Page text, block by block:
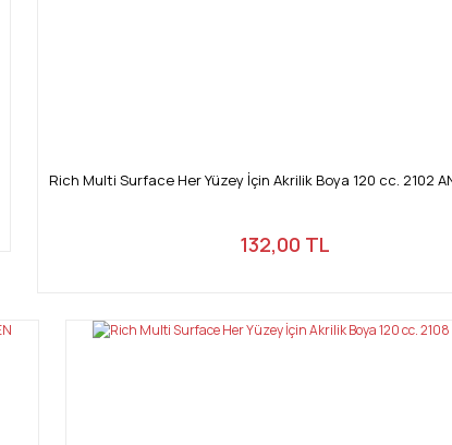
Rich Multi Surface Her Yüzey İçin Akrilik Boya 120 cc. 2102
132,00 TL